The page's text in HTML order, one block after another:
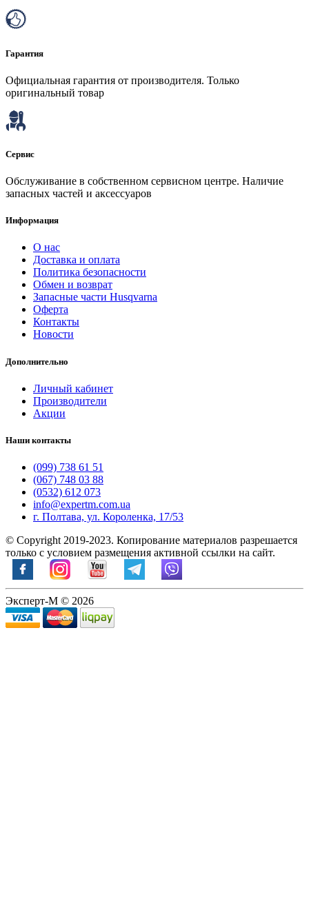
Гарантия
Официальная гарантия от производителя. Только
оригинальный товар
Сервис
Обслуживание в собственном сервисном центре. Наличие
запасных частей и аксессуаров
Информация
О нас
Доставка и оплата
Политика безопасности
Обмен и возврат
Запасные части Husqvarna
Оферта
Контакты
Новости
Дополнительно
Личный кабинет
Производители
Акции
Наши контакты
(099) 738 61 51
(067) 748 03 88
(0532) 612 073
info@expertm.com.ua
г. Полтава, ул. Короленка, 17/53
© Copyright 2019-2023. Копирование материалов разрешается
только с условием размещения активной ссылки на сайт.
Эксперт-М © 2026